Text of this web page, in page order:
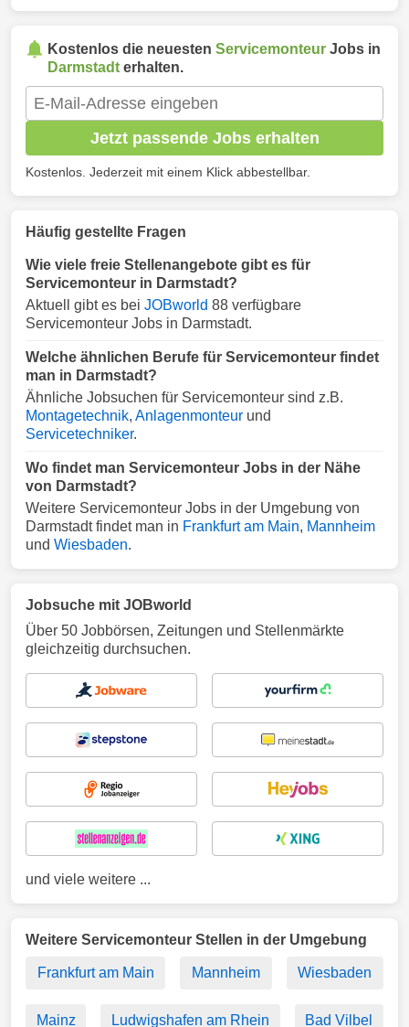
Kostenlos die neuesten Servicemonteur Jobs in
Darmstadt erhalten.
Jetzt passende Jobs erhalten
Kostenlos. Jederzeit mit einem Klick abbestellbar.
Häufig gestellte Fragen
Wie viele freie Stellenangebote gibt es für
Servicemonteur in Darmstadt?
Aktuell gibt es bei JOBworld 88 verfügbare
Servicemonteur Jobs in Darmstadt.
Welche ähnlichen Berufe für Servicemonteur findet
man in Darmstadt?
Ähnliche Jobsuchen für Servicemonteur sind z.B.
Montagetechnik, Anlagenmonteur und
Servicetechniker.
Wo findet man Servicemonteur Jobs in der Nähe
von Darmstadt?
Weitere Servicemonteur Jobs in der Umgebung von
Darmstadt findet man in Frankfurt am Main, Mannheim
und Wiesbaden.
Jobsuche mit JOBworld
Über 50 Jobbörsen, Zeitungen und Stellenmärkte
gleichzeitig durchsuchen.
und viele weitere ...
Weitere Servicemonteur Stellen in der Umgebung
Frankfurt am Main Mannheim Wiesbaden
Mainz Ludwigshafen am Rhein Bad Vilbel